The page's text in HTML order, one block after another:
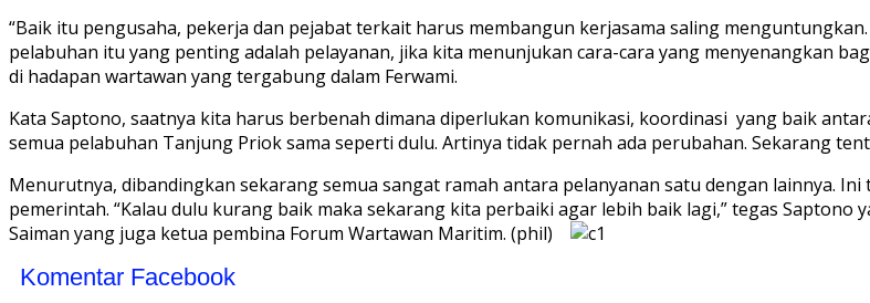
“Baik itu pengusaha, pekerja dan pejabat terkait harus membangun kerjasama saling
pelabuhan itu yang penting adalah pelayanan, jika kita menunjukan cara-cara yang menyenangkan
di hadapan wartawan yang tergabung dalam Ferwami.
Kata Saptono, saatnya kita harus berbenah dimana diperlukan komunikasi, koordinasi yang baik
semua pelabuhan Tanjung Priok sama seperti dulu. Artinya tidak pernah ada perubahan. Sekarang
Menurutnya, dibandingkan sekarang semua sangat ramah antara pelanyanan satu dengan lainnya.
pemerintah. “Kalau dulu kurang baik maka sekarang kita perbaiki agar lebih baik lagi,” tegas
Saiman yang juga ketua pembina Forum Wartawan Maritim. (phil)
Komentar Facebook